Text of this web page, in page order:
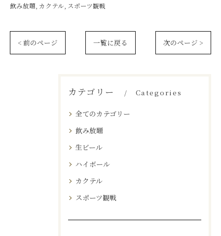
飲み放題 カクテル スポーツ観戦
< 前のページ 一覧に戻る 次のページ >
カテゴリー Categories
全てのカテゴリー
飲み放題
生ビール
ハイボール
カクテル
スポーツ観戦